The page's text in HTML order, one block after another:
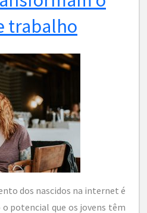
trabalho
dos nascidos na internet é
potencial que os jovens têm